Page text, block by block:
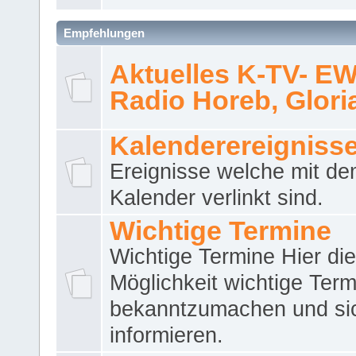
Empfehlungen
Aktuelles K-TV-
Radio Horeb,
Ereignisse welche mit
Kalender verlinkt sind.
Wichtige Termine
Wichtige Termine Hier die
Möglichkeit wichtige
bekanntzumachen und
informieren.